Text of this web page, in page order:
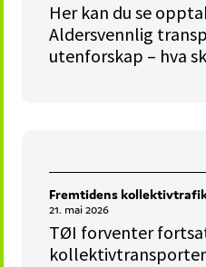
Her kan du se
Aldersvennlig
utenforskap – hva
Fremtidens
21. mai 2026
TØI forventer